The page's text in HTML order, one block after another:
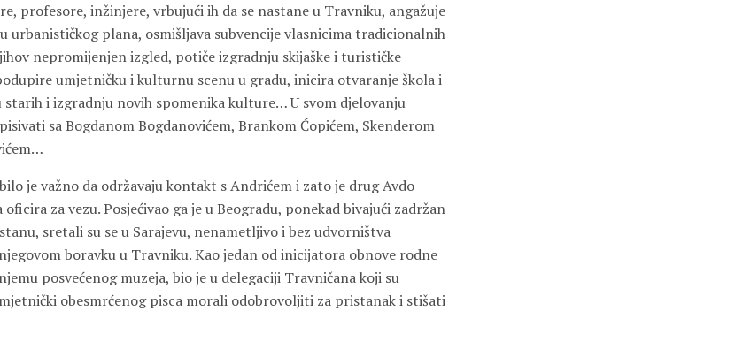
profesore, inžinjere, vrbujući ih da se nastane u Travniku, angažuje
urbanističkog plana, osmišljava subvencije vlasnicima tradicionalnih
nepromijenjen izgled, potiče izgradnju skijaške i turističke
umjetničku i kulturnu scenu u gradu, inicira otvaranje škola i
i izgradnju novih spomenika kulture… U svom djelovanju
sa Bogdanom Bogdanovićem, Brankom Ćopićem, Skenderom
je važno da održavaju kontakt s Andrićem i zato je drug Avdo
za vezu. Posjećivao ga je u Beogradu, ponekad bivajući zadržan
sretali su se u Sarajevu, nenametljivo i bez udvorništva
boravku u Travniku. Kao jedan od inicijatora obnove rodne
posvećenog muzeja, bio je u delegaciji Travničana koji su
obesmrćenog pisca morali odobrovoljiti za pristanak i stišati